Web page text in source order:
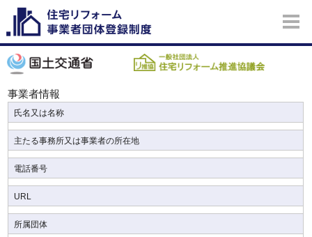
事業者情報
氏名又は名称
主たる事務所又は事業者の所在地
電話番号
URL
所属団体